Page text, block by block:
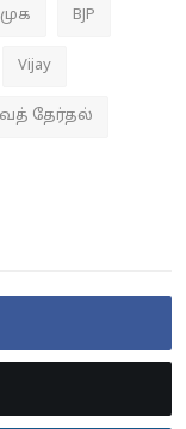
BJP
Vijay
தேர்தல்